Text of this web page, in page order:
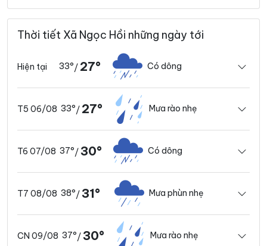
Thời tiết Xã Ngọc Hồi những ngày tới
Hiện tại 33°/ 27° Có dông
T5 06/08 33°/ 27° Mưa rào nhẹ
T6 07/08 37°/30° Có dông
T7 08/08 38°/31° Mưa phùn nhẹ
CN 09/08 37°/30° Mưa rào nhẹ